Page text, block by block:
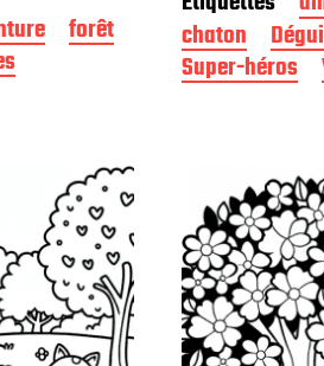
forêt
e
d
e
p
t
i
o
n
chaton
Super-héros